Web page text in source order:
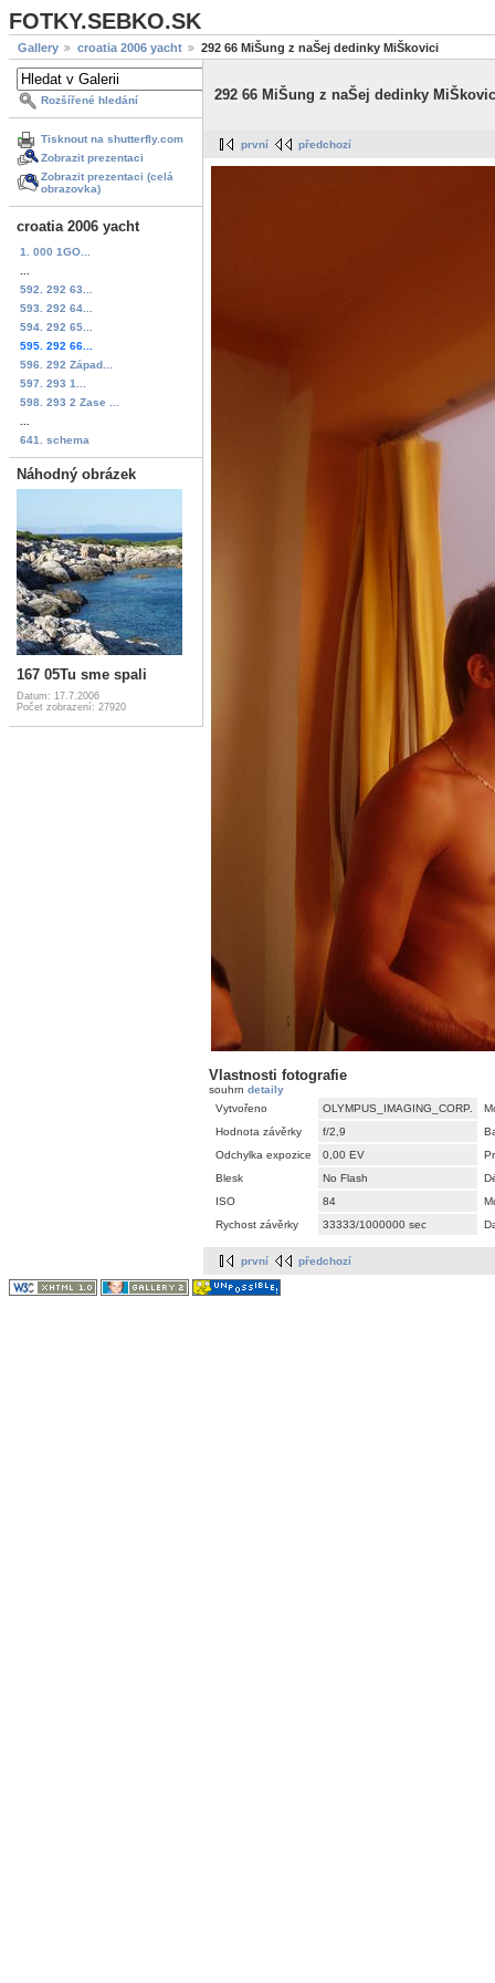
FOTKY.SEBKO.SK
Gallery croatia 2006 yacht 292 66 MiŠung z naŠej dedinky MiŠkovici
Rozšířené hledání
Tisknout na shutterfly.com
Zobrazit prezentaci
Zobrazit prezentaci (celá
obrazovka)
croatia 2006 yacht
1. 000 1GO...
592. 292 63...
593. 292 64...
594. 292 65...
595. 292 66...
596. 292 Západ...
597. 293 1...
598. 293 2 Zase ...
641. schema
Náhodný obrázek
167 05Tu sme spali
Datum: 17.7.2006
Počet zobrazení: 27920
292 66 MiŠung z naŠej dedinky
první předchozí
Vlastnosti fotografie
souhrn detaily
Vytvořeno
OLYMPUS_IMAGING_CORP.
Hodnota závěrky
f/2,9
Odchylka expozice
0,00 EV
Blesk
No Flash
ISO
84
Rychost závěrky
33333/1000000 sec
první předchozí